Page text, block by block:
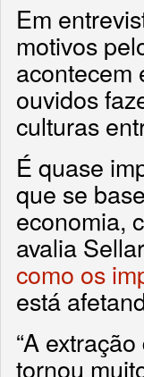
Em
motivos
acontecem
ouvidos
culturas
É quase
que se
economia,
avalia
como os
está
“A
tornou